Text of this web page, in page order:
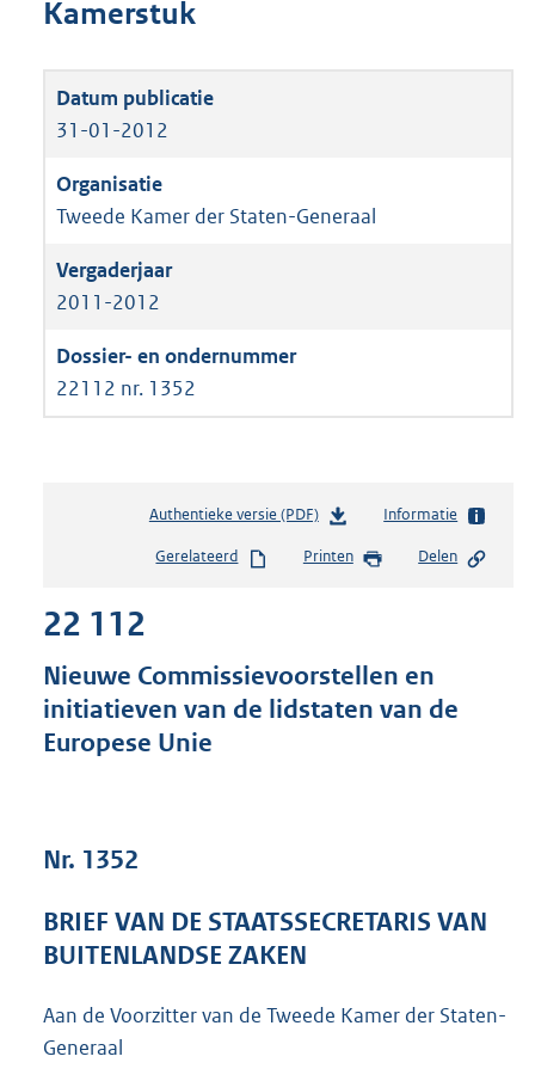
Kamerstuk
31-01-2012
Tweede Kamer der Staten-Generaal
2011-2012
22112 nr. 1352
Authentieke versie (PDF)b
s
s
g
5
Informatie
Gerelateerd Printen Delen
22 112
Nieuwe Commissievoorstellen en
initiatieven van de lidstaten van de
Europese Unie
Nr. 1352
BRIEF VAN DE STAATSSECRETARIS VAN
BUITENLANDSE ZAKEN
Aan de Voorzitter van de Tweede Kamer der Staten-
Generaal